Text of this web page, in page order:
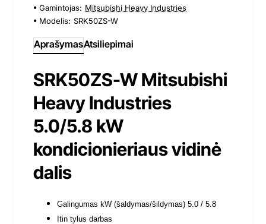
Gamintojas: Mitsubishi Heavy Industries
Modelis: SRK50ZS-W
AprašymasAtsiliepimai
SRK50ZS-W Mitsubishi
Heavy Industries
5.0/5.8 kW
kondicionieriaus vidinė
dalis
Galingumas kW (šaldymas/šildymas) 5.0 / 5.8
Itin tylus darbas